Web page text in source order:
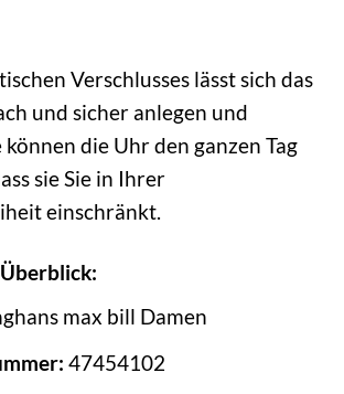
Verschlusses lässt sich das
und sicher anlegen und
können die Uhr den ganzen Tag
sie Sie in Ihrer
einschränkt.
max bill Damen
47454102